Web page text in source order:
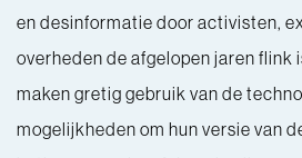
en desinformatie door activisten,
overheden de afgelopen jaren flink
maken gretig gebruik van de
mogelijkheden om hun versie van